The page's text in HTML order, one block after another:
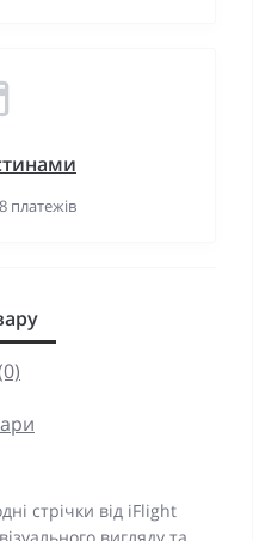
платежів
стрічки від iFlight